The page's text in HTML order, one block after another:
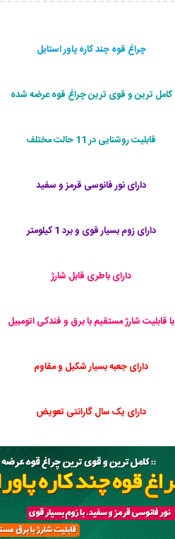
چراغ قوه چند کاره پاور استایل
کامل ترین و قوی ترین چراغ قوه عرضه شده
قابلیت روشنایی در 11 حالت مختلف
دارای نور فانوسی قرمز و سفید
دارای زوم بسیار قوی و برد 1 کیلومتر
دارای باطری قابل شارژ
با قابلیت شارژ مستقیم با برق و فندکی اتومبیل
دارای جعبه بسیار شکیل و مقاوم
دارای یک سال گارانتی تعویض